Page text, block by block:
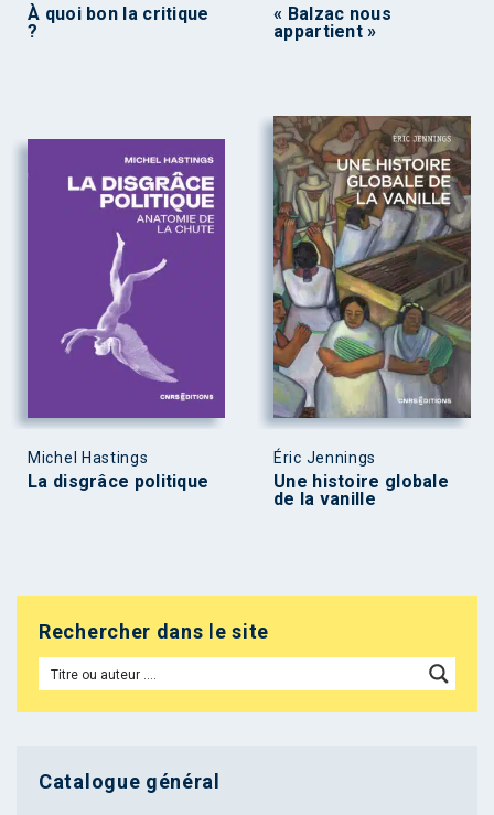
À quoi bon la critique
?
« Balzac nous
appartient »
Michel Hastings
La disgrâce politique
Éric Jennings
Une histoire globale
de la vanille
Rechercher dans le site
Catalogue général